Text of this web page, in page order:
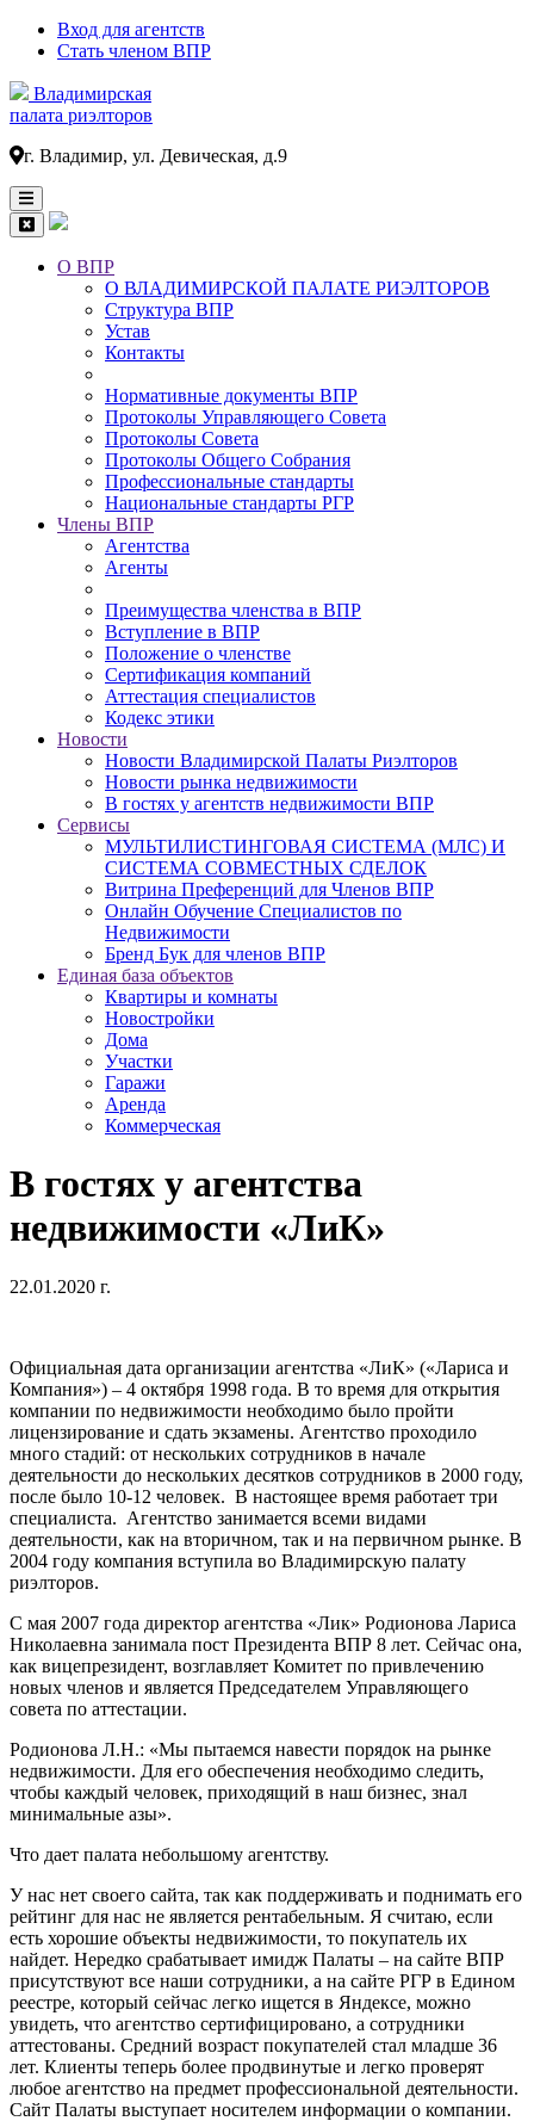
Вход для агентств
Стать членом ВПР
Владимирская
палата риэлторов
г. Владимир, ул. Девическая, д.9
Основная
навигация
О ВПР
О ВЛАДИМИРСКОЙ ПАЛАТЕ РИЭЛТОРОВ
Структура ВПР
Устав
Контакты
Нормативные документы ВПР
Протоколы Управляющего Совета
Протоколы Совета
Протоколы Общего Собрания
Профессиональные стандарты
Национальные стандарты РГР
Члены ВПР
Агентства
Агенты
Преимущества членства в ВПР
Вступление в ВПР
Положение о членстве
Сертификация компаний
Аттестация специалистов
Кодекс этики
Новости
Новости Владимирской Палаты Риэлторов
Новости рынка недвижимости
В гостях у агентств недвижимости ВПР
Сервисы
МУЛЬТИЛИСТИНГОВАЯ СИСТЕМА (МЛС) И
СИСТЕМА СОВМЕСТНЫХ СДЕЛОК
Витрина Преференций для Членов ВПР
Онлайн Обучение Специалистов по
Недвижимости
Бренд Бук для членов ВПР
Единая база объектов
Квартиры и комнаты
Новостройки
Дома
Участки
Гаражи
Аренда
Коммерческая
В гостях у агентства
недвижимости «ЛиК»
22.01.2020 г.
Официальная дата организации агентства «ЛиК» («Лариса и
Компания») – 4 октября 1998 года. В то время для открытия
компании по недвижимости необходимо было пройти
лицензирование и сдать экзамены. Агентство проходило
много стадий: от нескольких сотрудников в начале
деятельности до нескольких десятков сотрудников в 2000 году,
после было 10-12 человек. В настоящее время работает три
специалиста. Агентство занимается всеми видами
деятельности, как на вторичном, так и на первичном рынке. В
2004 году компания вступила во Владимирскую палату
риэлторов.
С мая 2007 года директор агентства «Лик» Родионова Лариса
Николаевна занимала пост Президента ВПР 8 лет. Сейчас она,
как вицепрезидент, возглавляет Комитет по привлечению
новых членов и является Председателем Управляющего
совета по аттестации.
Родионова Л.Н.: «Мы пытаемся навести порядок на рынке
недвижимости. Для его обеспечения необходимо следить,
чтобы каждый человек, приходящий в наш бизнес, знал
минимальные азы».
Что дает палата небольшому агентству.
У нас нет своего сайта, так как поддерживать и поднимать его
рейтинг для нас не является рентабельным. Я считаю, если
есть хорошие объекты недвижимости, то покупатель их
найдет. Нередко срабатывает имидж Палаты – на сайте ВПР
присутствуют все наши сотрудники, а на сайте РГР в Едином
реестре, который сейчас легко ищется в Яндексе, можно
увидеть, что агентство сертифицировано, а сотрудники
аттестованы. Средний возраст покупателей стал младше 36
лет. Клиенты теперь более продвинутые и легко проверят
любое агентство на предмет профессиональной деятельности.
Сайт Палаты выступает носителем информации о компании.